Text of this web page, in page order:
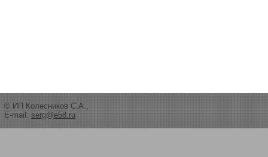
© ИП Колесников С.А.,
E-mail: serg@e58.ru